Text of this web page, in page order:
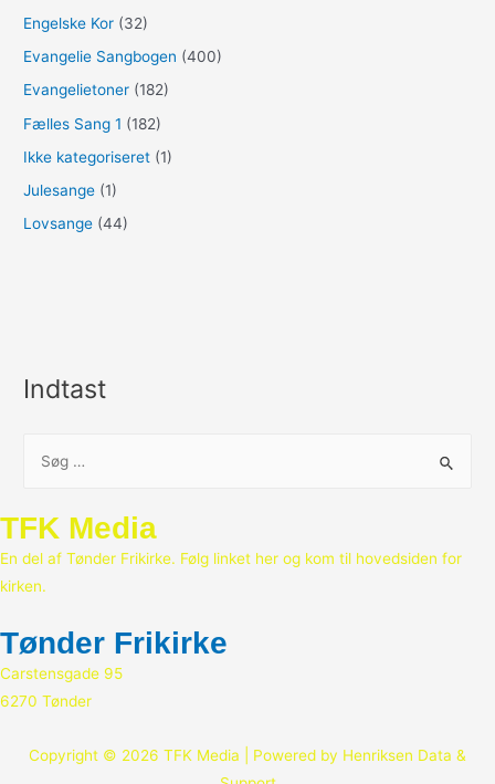
Engelske Kor (32)
Evangelie Sangbogen (400)
Evangelietoner (182)
Fælles Sang 1 (182)
Ikke kategoriseret (1)
Julesange (1)
Lovsange (44)
Indtast
e
f
t
r
TFK Media
En del af Tønder Frikirke. Følg linket her og kom til hovedsiden for
kirken.
Tønder Frikirke
Carstensgade 95
6270 Tønder
Copyright © 2026 TFK Media | Powered by Henriksen Data &